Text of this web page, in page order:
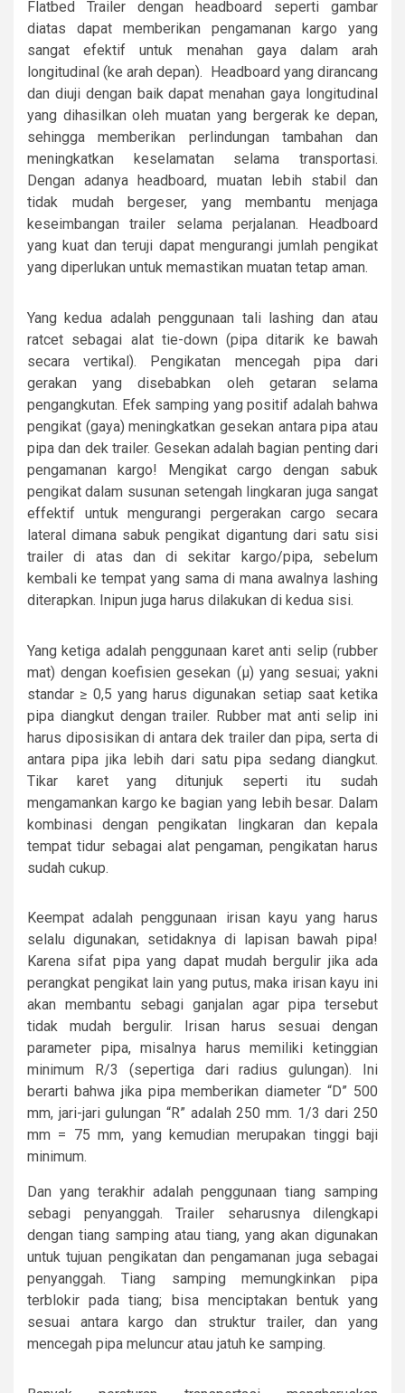
Flatbed Trailer dengan headboard seperti gambar
diatas dapat memberikan pengamanan kargo yang
sangat efektif untuk menahan gaya dalam arah
longitudinal (ke arah depan). Headboard yang dirancang
dan diuji dengan baik dapat menahan gaya longitudinal
yang dihasilkan oleh muatan yang bergerak ke depan,
sehingga memberikan perlindungan tambahan dan
meningkatkan keselamatan selama transportasi.
Dengan adanya headboard, muatan lebih stabil dan
tidak mudah bergeser, yang membantu menjaga
keseimbangan trailer selama perjalanan. Headboard
yang kuat dan teruji dapat mengurangi jumlah pengikat
yang diperlukan untuk memastikan muatan tetap aman.
Yang kedua adalah penggunaan tali lashing dan atau
ratcet sebagai alat tie-down (pipa ditarik ke bawah
secara vertikal). Pengikatan mencegah pipa dari
gerakan yang disebabkan oleh getaran selama
pengangkutan. Efek samping yang positif adalah bahwa
pengikat (gaya) meningkatkan gesekan antara pipa atau
pipa dan dek trailer. Gesekan adalah bagian penting dari
pengamanan kargo! Mengikat cargo dengan sabuk
pengikat dalam susunan setengah lingkaran juga sangat
effektif untuk mengurangi pergerakan cargo secara
lateral dimana sabuk pengikat digantung dari satu sisi
trailer di atas dan di sekitar kargo/pipa, sebelum
kembali ke tempat yang sama di mana awalnya lashing
diterapkan. Inipun juga harus dilakukan di kedua sisi.
Yang ketiga adalah penggunaan karet anti selip (rubber
mat) dengan koefisien gesekan (μ) yang sesuai; yakni
standar ≥ 0,5 yang harus digunakan setiap saat ketika
pipa diangkut dengan trailer. Rubber mat anti selip ini
harus diposisikan di antara dek trailer dan pipa, serta di
antara pipa jika lebih dari satu pipa sedang diangkut.
Tikar karet yang ditunjuk seperti itu sudah
mengamankan kargo ke bagian yang lebih besar. Dalam
kombinasi dengan pengikatan lingkaran dan kepala
tempat tidur sebagai alat pengaman, pengikatan harus
sudah cukup.
Keempat adalah penggunaan irisan kayu yang harus
selalu digunakan, setidaknya di lapisan bawah pipa!
Karena sifat pipa yang dapat mudah bergulir jika ada
perangkat pengikat lain yang putus, maka irisan kayu ini
akan membantu sebagi ganjalan agar pipa tersebut
tidak mudah bergulir. Irisan harus sesuai dengan
parameter pipa, misalnya harus memiliki ketinggian
minimum R/3 (sepertiga dari radius gulungan). Ini
berarti bahwa jika pipa memberikan diameter “D” 500
mm, jari-jari gulungan “R” adalah 250 mm. 1/3 dari 250
mm = 75 mm, yang kemudian merupakan tinggi baji
minimum.
Dan yang terakhir adalah penggunaan tiang samping
sebagi penyanggah. Trailer seharusnya dilengkapi
dengan tiang samping atau tiang, yang akan digunakan
untuk tujuan pengikatan dan pengamanan juga sebagai
penyanggah. Tiang samping memungkinkan pipa
terblokir pada tiang; bisa menciptakan bentuk yang
sesuai antara kargo dan struktur trailer, dan yang
mencegah pipa meluncur atau jatuh ke samping.